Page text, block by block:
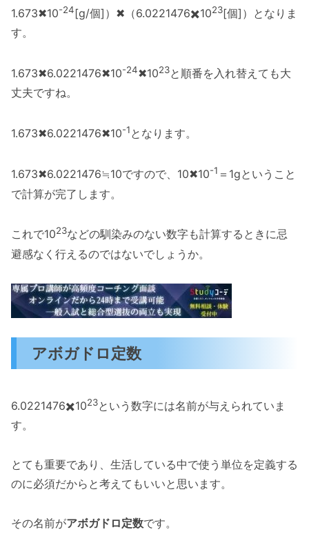
1.673✖10-24[g/個]）✖（6.0221476✖️1023[個]）となりま
す。
1.673✖6.0221476✖10-24✖1023と順番を入れ替えても大
丈夫ですね。
1.673✖6.0221476✖10-1となります。
1.673✖6.0221476≒10ですので、10✖10-1 ＝1gということ
で計算が完了します。
これで1023などの馴染みのない数字も計算するときに忌
避感なく行えるのではないでしょうか。
アボガドロ定数
6.0221476✖️1023という数字には名前が与えられていま
す。
とても重要であり、生活している中で使う単位を定義する
のに必須だからと考えてもいいと思います。
その名前がアボガドロ定数です。